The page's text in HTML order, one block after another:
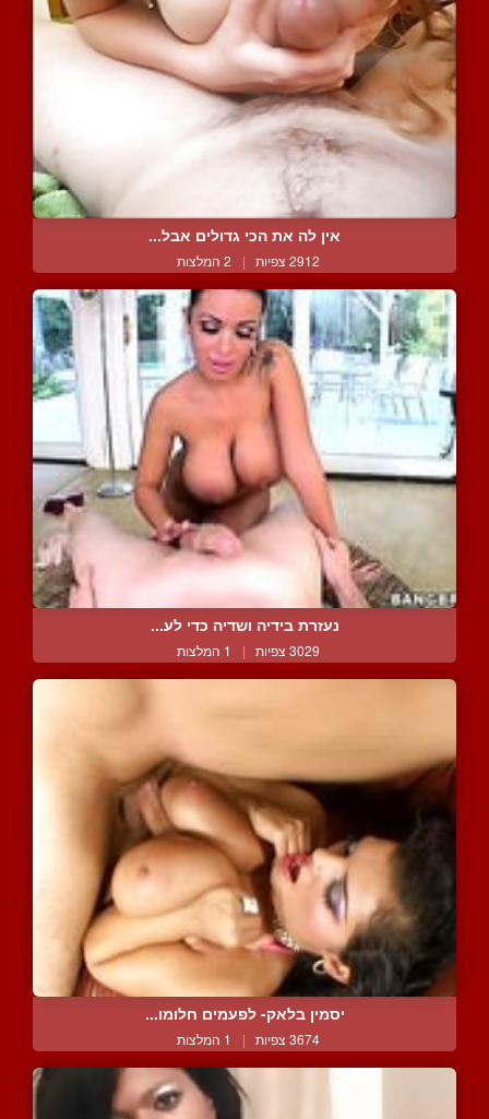
אין לה את הכי גדולים אבל...
2912 צפיות | 2 המלצות
נעזרת בידיה ושדיה כדי לע...
3029 צפיות | 1 המלצות
יסמין בלאק- לפעמים חלומו...
3674 צפיות | 1 המלצות